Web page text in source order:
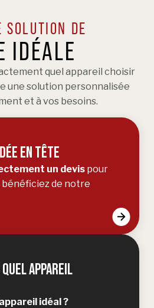
SOLUTION DE
IDÉALE
quel appareil choisir
une solution personnalisée
et à vos besoins.
EN TÊTE
un devis pour
de notre
APPAREIL
idéal ?